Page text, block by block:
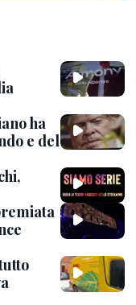
ha
e del